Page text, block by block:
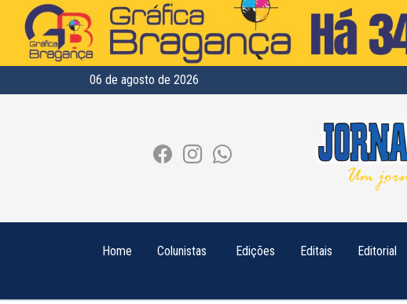
06 de agosto de 2026
Home Colunistas Edições Editais Editorial